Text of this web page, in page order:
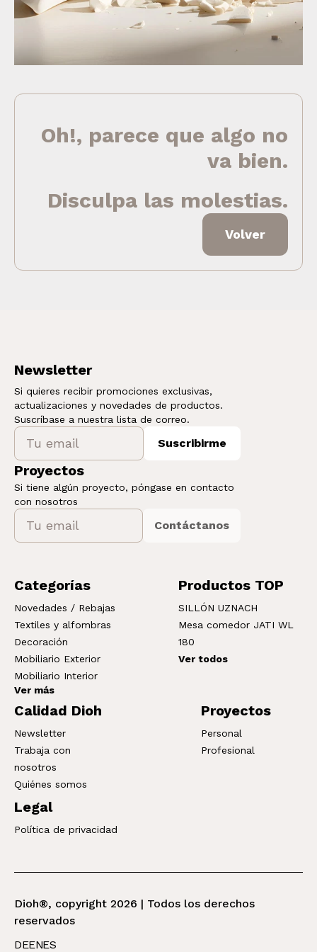
Oh!, parece que algo no
va bien.
Disculpa las molestias.
Volver
Newsletter
Si quieres recibir promociones exclusivas,
actualizaciones y novedades de productos.
Suscríbase a nuestra lista de correo.
Suscribirme
Proyectos
Si tiene algún proyecto, póngase en contacto
con nosotros
Contáctanos
Categorías
Novedades / Rebajas
Textiles y alfombras
Decoración
Mobiliario Exterior
Mobiliario Interior
Ver más
Productos TOP
SILLÓN UZNACH
Mesa comedor JATI WL
180
Ver todos
Calidad Dioh
Newsletter
Trabaja con
nosotros
Quiénes somos
Proyectos
Personal
Profesional
Legal
Política de privacidad
Dioh®, copyright 2026 | Todos los derechos
reservados
DEENES